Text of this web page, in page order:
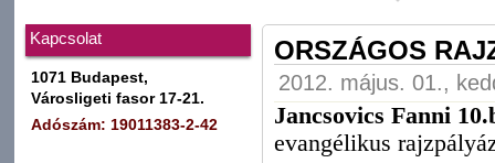
Kapcsolat
1071 Budapest,
Városligeti fasor 17-21.
Adószám: 19011383-2-42
ORSZÁGOS
2012. május. 01.,
Jancsovics Fanni
evangélikus